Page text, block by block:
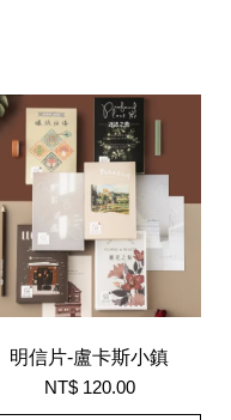
明信片-盧卡斯小鎮
NT$ 120.00